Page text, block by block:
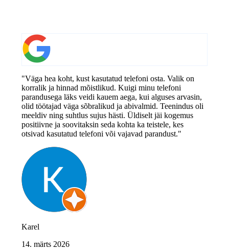
"Väga hea koht, kust kasutatud telefoni osta. Valik on
korralik ja hinnad mõistlikud. Kuigi minu telefoni
parandusega läks veidi kauem aega, kui alguses arvasin,
olid töötajad väga sõbralikud ja abivalmid. Teenindus oli
meeldiv ning suhtlus sujus hästi. Üldiselt jäi kogemus
positiivne ja soovitaksin seda kohta ka teistele, kes
otsivad kasutatud telefoni või vajavad parandust."
Karel
14. märts 2026